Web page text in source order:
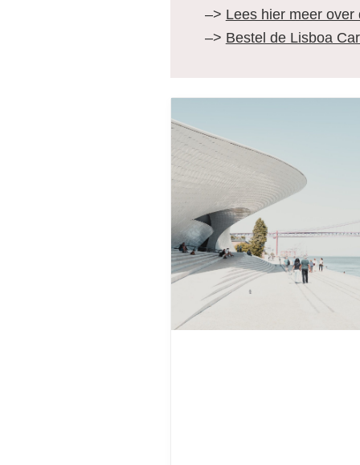
–> Lees hier meer over
–> Bestel de Lisboa